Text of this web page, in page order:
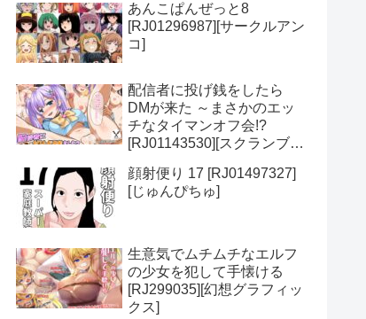
あんこぱんぜっと8
[RJ01296987][サークルアン
コ]
配信者に投げ銭をしたら
DMが来た ～まさかのエッ
チなタイマンオフ会!?
[RJ01143530][スクランブル
顔射便り 17 [RJ01497327]
[じゅんぴちゅ]
生意気でムチムチなエルフ
の少女を犯して手懐ける
[RJ299035][幻想グラフィッ
クス]